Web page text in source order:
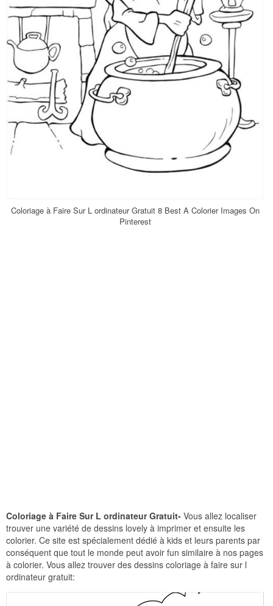
Coloriage à Faire Sur L ordinateur Gratuit 8 Best A Colorier Images On
Pinterest
Coloriage à Faire Sur L ordinateur Gratuit- Vous allez localiser
trouver une variété de dessins lovely à imprimer et ensuite les
colorier. Ce site est spécialement dédié à kids et leurs parents par
conséquent que tout le monde peut avoir fun similaire à nos pages
à colorier. Vous allez trouver des dessins coloriage à faire sur l
ordinateur gratuit: